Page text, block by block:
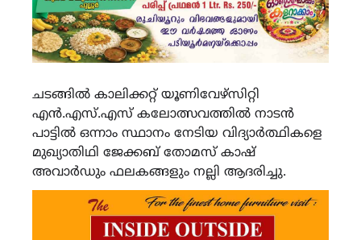
ചടങ്ങിൽ കാലിക്കറ്റ് യൂണിവേഴ്സിറ്റി
എൻ.എസ്.എസ് കലോത്സവത്തിൽ നാടൻ
പാട്ടിൽ ഒന്നാം സ്ഥാനം നേടിയ വിദ്യാർത്ഥികളെ
മുഖ്യാതിഥി ജേക്കബ് തോമസ് കാഷ്
അവാർഡും ഫലകങ്ങളും നല്ലി ആദരിച്ചു.